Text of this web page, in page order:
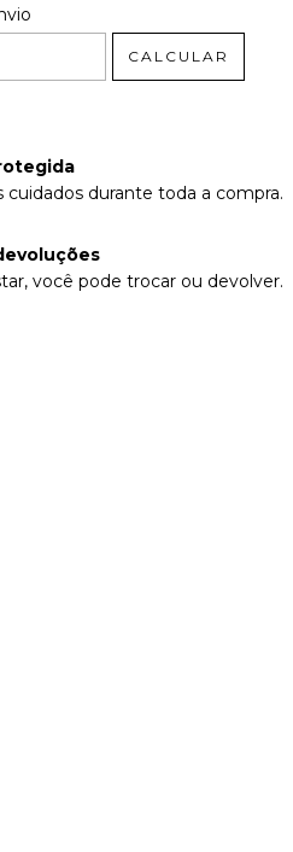
CALCULAR
cuidados durante toda a compra.
você pode trocar ou devolver.